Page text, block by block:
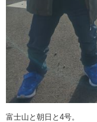
富士山と朝日と4号。